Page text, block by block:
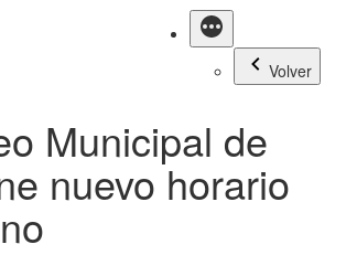
Más
Volver
Municipal de
nuevo horario